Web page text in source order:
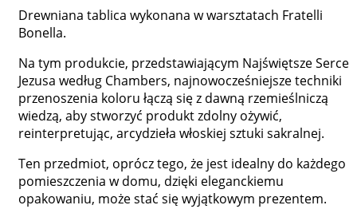
Drewniana tablica wykonana w warsztatach Fratelli
Bonella.
Na tym produkcie, przedstawiającym Najświętsze Serce
Jezusa według Chambers, najnowocześniejsze techniki
przenoszenia koloru łączą się z dawną rzemieślniczą
wiedzą, aby stworzyć produkt zdolny ożywić,
reinterpretując, arcydzieła włoskiej sztuki sakralnej.
Ten przedmiot, oprócz tego, że jest idealny do każdego
pomieszczenia w domu, dzięki eleganckiemu
opakowaniu, może stać się wyjątkowym prezentem.